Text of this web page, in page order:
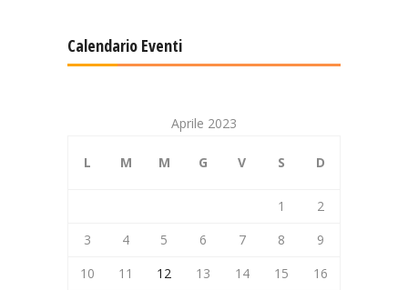
Calendario Eventi
Aprile 2023
L M M G V S D
1
2
3
4 5 6 7 8
9
10
11 12 13 14 15
16